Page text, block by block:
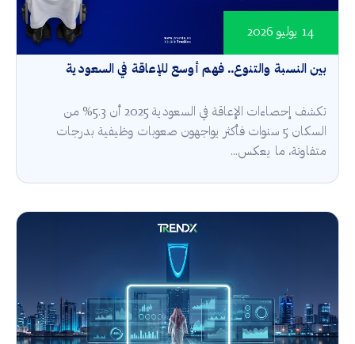
بين النسبة والتنوع.. فهم أوسع للإعاقة في السعودية
14 يوليو 2026
تكشف إحصاءات الإعاقة في السعودية 2025 أن 5.3% من
السكان 5 سنوات فأكثر يواجهون صعوبات وظيفية بدرجات
متفاوتة، ما يعكس...